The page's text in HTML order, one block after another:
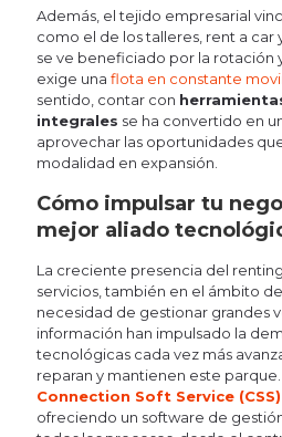
Además, el tejido empresarial
como el de los talleres, rent a car
se ve beneficiado por la rotación
exige una flota en constante
sentido, contar con
integrales se ha convertido en
aprovechar las oportunidades
modalidad en expansión.
Cómo impulsar tu
mejor aliado
La creciente presencia del
servicios, también en el ámbito
necesidad de gestionar grandes
información han impulsado la
tecnológicas cada vez más
reparan y mantienen este
Connection Soft Service (CSS)
ofreciendo un software de